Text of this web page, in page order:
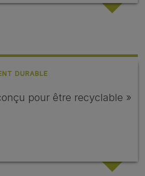
DURABLE
pour être recyclable »